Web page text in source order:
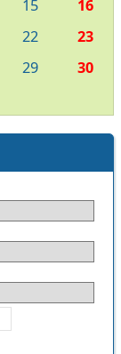
15
16
22
23
29
30